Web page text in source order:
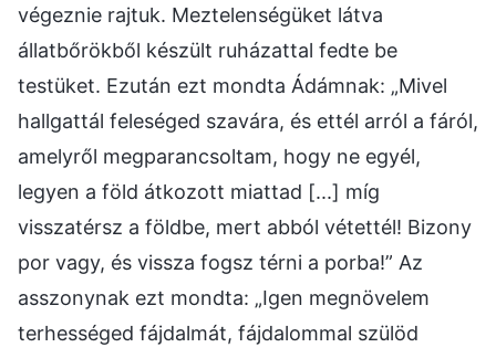
végeznie rajtuk. Meztelenségüket látva
állatbőrökből készült ruházattal fedte be
testüket. Ezután ezt mondta Ádámnak: „Mivel
hallgattál feleséged szavára, és ettél arról a fáról,
amelyről megparancsoltam, hogy ne egyél,
legyen a föld átkozott miattad [...] míg
visszatérsz a földbe, mert abból vétettél! Bizony
por vagy, és vissza fogsz térni a porba!” Az
asszonynak ezt mondta: „Igen megnövelem
terhességed fájdalmát, fájdalommal szülöd